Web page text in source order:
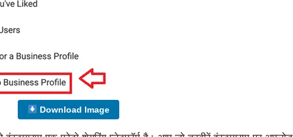
Download Image